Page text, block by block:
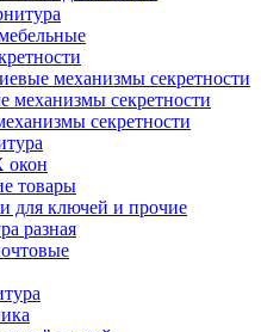
механизмы секретности
механизмы секретности
секретности
товары
для ключей и прочие
разная